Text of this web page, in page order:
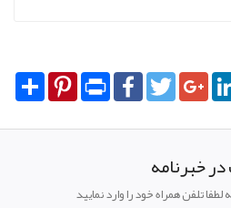
Share PinterestPrint FacebookTwitter
خبرنامه
تلفن همراه خود را وارد نمایید